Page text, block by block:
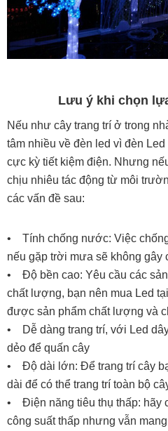
Lưu ý khi chọn
Nếu như cây trang trí ở trong
tâm nhiều về đèn led vì đèn
cực kỳ tiết kiệm điện. Nhưng
chịu nhiêu tác động từ môi
các vấn đề sau:
• Tính chống nước: Việc
nếu gặp trời mưa sẽ không gây
• Độ bền cao: Yêu cầu các
chất lượng, bạn nên mua Led
được sản phẩm chất lượng và
• Dễ dàng trang trí, với Led
dẻo để quấn cây
• Độ dài lớn: Để trang trí cây
dài để có thể trang trí toàn bộ
• Điện năng tiêu thụ thấp: hãy
công suất thấp nhưng vẫn